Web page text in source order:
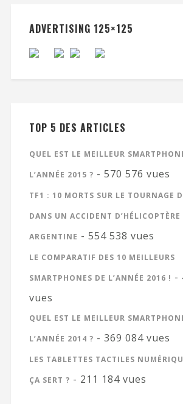
ADVERTISING 125×125
TOP 5 DES ARTICLES
QUEL EST LE MEILLEUR
L’ANNÉE 2015 ? - 570 576 vues
TF1 : 10 MORTS SUR LE TOURNAGE
DANS UN ACCIDENT D’HÉLICOPTÈRE
ARGENTINE - 554 538 vues
LE COMPARATIF DES 10 MEILLEURS
SMARTPHONES DE L’ANNÉE 2016 ! -
vues
QUEL EST LE MEILLEUR
L’ANNÉE 2014 ? - 369 084 vues
LES TABLETTES TACTILES
ÇA SERT ? - 211 184 vues